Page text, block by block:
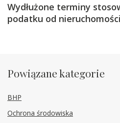
Wydłużone terminy
podatku od nieruchomości
Powiązane kategorie
BHP
Ochrona środowiska